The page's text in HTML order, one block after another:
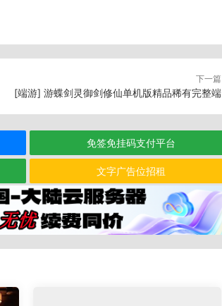
下一篇
[端游] 游蝶剑灵御剑修仙单机版精品稀有完整端
免签免挂码支付平台
文字广告位招租